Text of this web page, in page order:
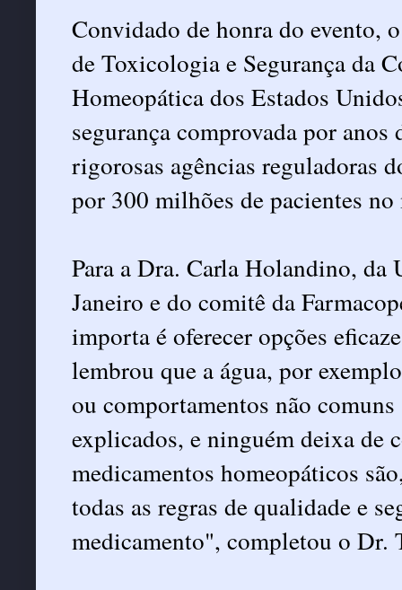
Convidado de honra do evento,
de Toxicologia e Segurança da
Homeopática dos Estados
segurança comprovada por
rigorosas agências reguladoras
por 300 milhões de pacientes
Para a Dra. Carla Holandino, da
Janeiro e do comitê da
importa é oferecer opções
lembrou que a água, por
ou comportamentos não
explicados, e ninguém deixa de
medicamentos homeopáticos
todas as regras de qualidade e
medicamento", completou o Dr.